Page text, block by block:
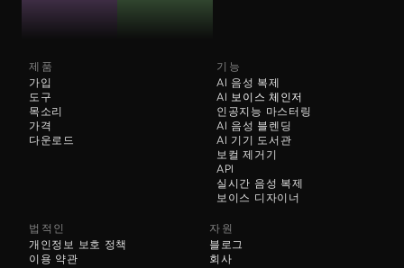
제품
가입
도구
목소리
가격
다운로드
기능
AI 음성 복제
AI 음성 블렌딩
AI 보이스 체인저
인공지능 마스터링
AI 기기 도서관
보컬 제거기
API
실시간 음성 복제
보이스 디자이너
법적인
개인정보 보호 정책
이용 약관
자원
블로그
회사